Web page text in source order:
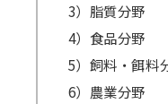
3）脂質分野
4）食品分野
5）飼料・餌料
6）農業分野